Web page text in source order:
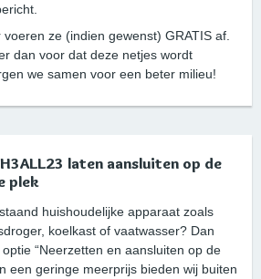
ze (indien gewenst) GRATIS af.
dan voor dat deze netjes wordt
we samen voor een beter milieu!
laten aansluiten op de
plek
huishoudelijke apparaat zoals
koelkast of vaatwasser? Dan
“Neerzetten en aansluiten op de
een geringe meerprijs bieden wij buiten